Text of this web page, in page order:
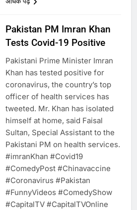
Pakistan PM Imran Khan
Tests Covid-19 Positive
Pakistani Prime Minister Imran
Khan has tested positive for
coronavirus, the country’s top
officer of health services has
tweeted. Mr. Khan has isolated
himself at home, said Faisal
Sultan, Special Assistant to the
Pakistani PM on health services.
#imranKhan​ #Covid19​
#ComedyPost​ #Chinavaccine​
#Coronavirus​ #Pakistan​
#FunnyVideos​ #ComedyShow​
#CapitalTV​ #CapitalTVOnline
चुनाव से पहले लालू परिवार पर बड़ा झटका,
दिल्ली कोर्ट ने IRCTC घोटाले में आरोप
तय किए
सुप्रीम कोर्ट ने राहुल गांधी के ‘वोट चोरी’
के आरोप खारिज किए, शेखपुरा में पीएम की
मां को गाली पर कोर्ट का समन जारी